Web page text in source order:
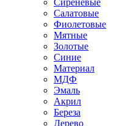
Сиреневые
Салатовые
Фиолетовые
Мятные
Золотые
Синие
Материал
МДФ
Эмаль
Акрил
Береза
Дерево